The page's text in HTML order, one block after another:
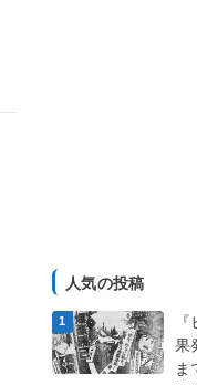
人気の投稿
果
ま